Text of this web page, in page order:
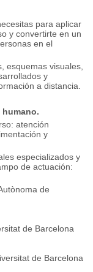
para aplicar
y convertirte en un
en el
esquemas visuales,
y
a distancia.
atención
y
especializados y
de actuación:
de
de Barcelona
de Barcelona